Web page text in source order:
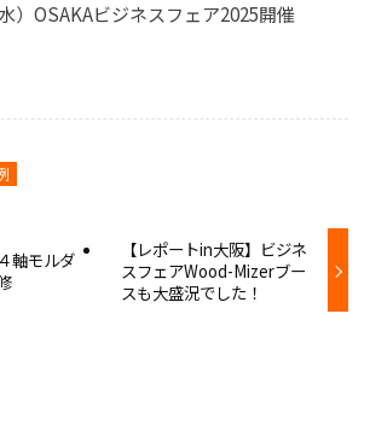
）OSAKAビジネスフェア2025開催
軸モルダ
【レポートin大阪】ビジネ
スフェアWood-Mizerブー
スも大盛況でした！